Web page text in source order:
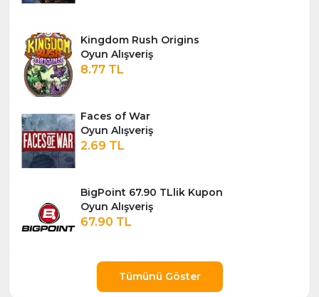
Kingdom Rush Origins
Oyun Alışveriş
8.77 TL
Faces of War
Oyun Alışveriş
2.69 TL
BigPoint 67.90 TLlik Kupon
Oyun Alışveriş
67.90 TL
Tümünü Göster